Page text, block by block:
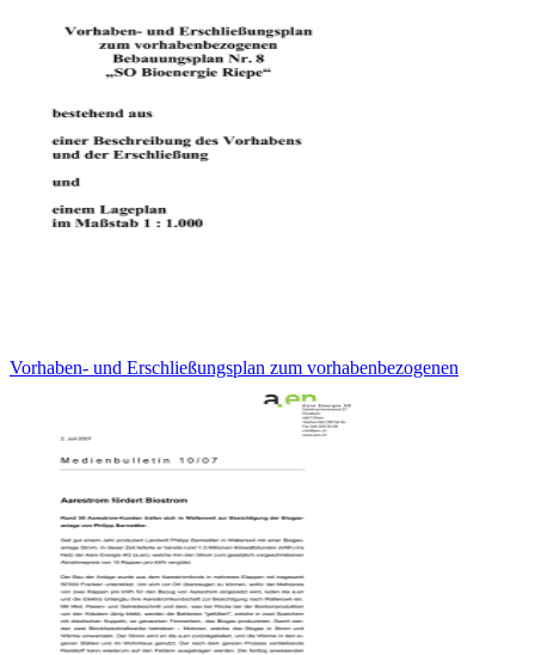
Vorhaben- und Erschließungsplan zum vorhabenbezogenen